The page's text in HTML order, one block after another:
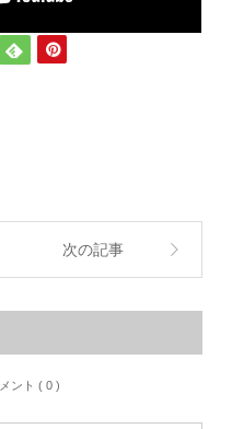
次の記事
ント ( 0 )